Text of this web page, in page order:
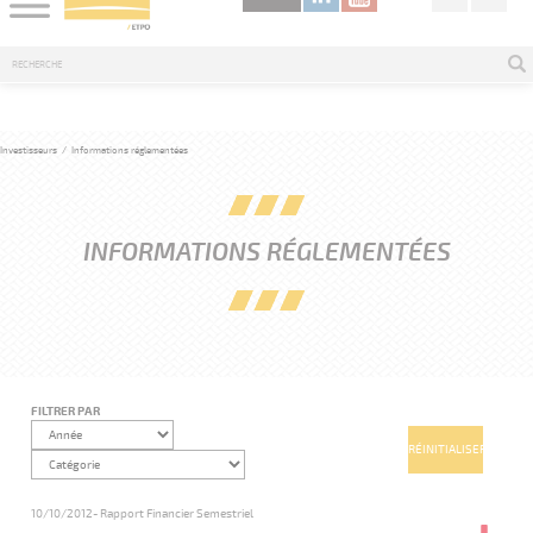
Investisseurs / Informations réglementées
INFORMATIONS RÉGLEMENTÉES
FILTRER PAR
10/10/2012- Rapport Financier Semestriel